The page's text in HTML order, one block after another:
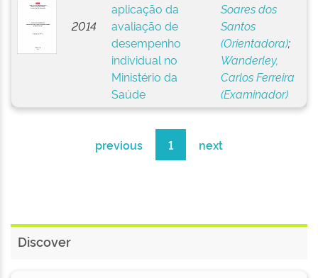
2014
aplicação da
avaliação de
desempenho
individual no
Ministério da
Saúde
Soares dos
Santos
(Orientadora);
Wanderley,
Carlos Ferreira
(Examinador)
previous 1 next
Discover